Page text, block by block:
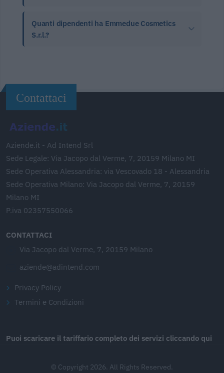
Quanti dipendenti ha Emmedue Cosmetics
S.r.l.?
Contattaci
Aziende.it - Ad Intend Srl
Sede Legale: Via Jacopo dal Verme, 7, 20159 Milano MI
Sede Operativa Alessandria: via Vescovado 18 - Alessandria
Sede Operativa Milano: Via Jacopo dal Verme, 7, 20159
Milano MI
P.iva 02357550066
CONTATTACI
Via Jacopo dal Verme, 7, 20159 Milano
aziende@adintend.com
Privacy Policy
Termini e Condizioni
Puoi scaricare il tariffario completo dei servizi cliccando qui
© Copyright 2026. All Rights Reserved.